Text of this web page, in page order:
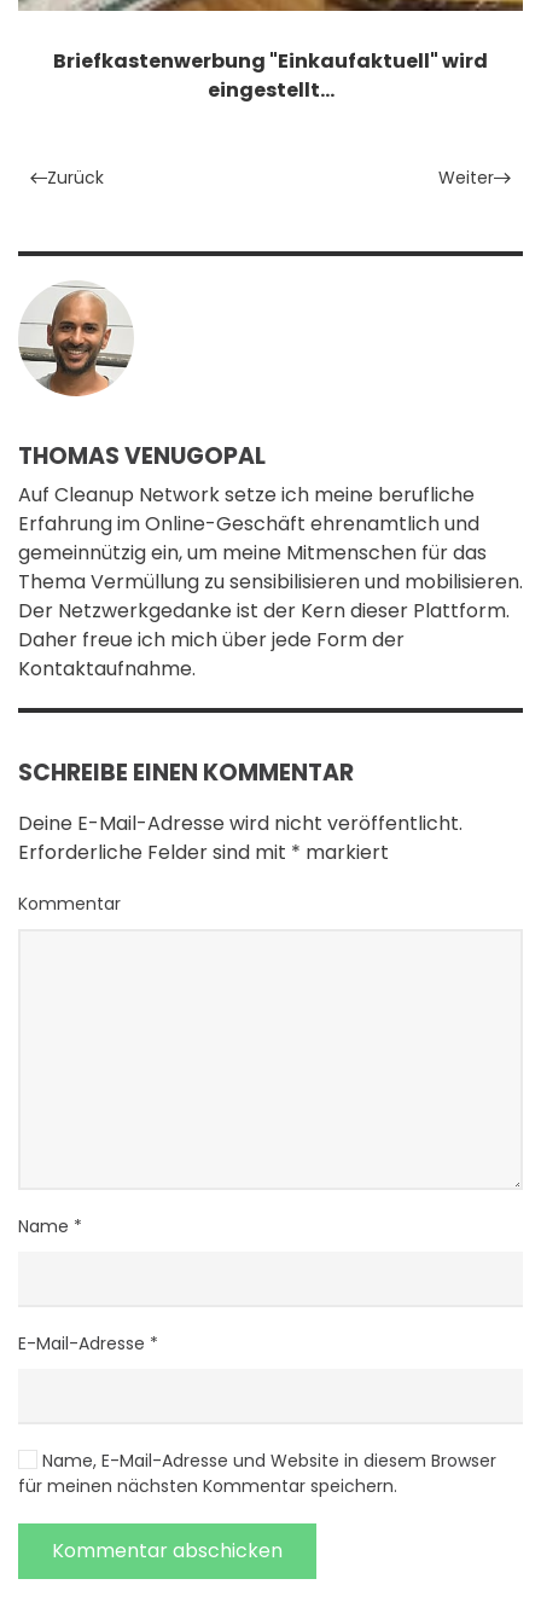
Briefkastenwerbung "Einkaufaktuell" wird
eingestellt…
Zurück Weiter
THOMAS VENUGOPAL
Auf Cleanup Network setze ich meine berufliche
Erfahrung im Online-Geschäft ehrenamtlich und
gemeinnützig ein, um meine Mitmenschen für das
Thema Vermüllung zu sensibilisieren und mobilisieren.
Der Netzwerkgedanke ist der Kern dieser Plattform.
Daher freue ich mich über jede Form der
Kontaktaufnahme.
SCHREIBE EINEN KOMMENTAR
Deine E-Mail-Adresse wird nicht veröffentlicht.
Erforderliche Felder sind mit * markiert
Kommentar
Name *
E-Mail-Adresse *
Name, E-Mail-Adresse und Website in diesem Browser
für meinen nächsten Kommentar speichern.
Kommentar abschicken